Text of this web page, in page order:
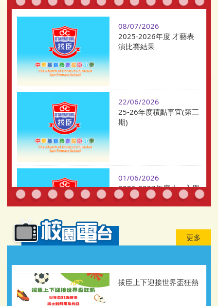
08/07/2026
2025-2026年度 才藝表
演比賽結果
22/06/2026
25-26年度積點事宜(第三
期)
01/06/2026
2026-2027年度小一入學
統一派位結果及學生註冊
須知
更多
拔臣上下迎接世界盃狂熱